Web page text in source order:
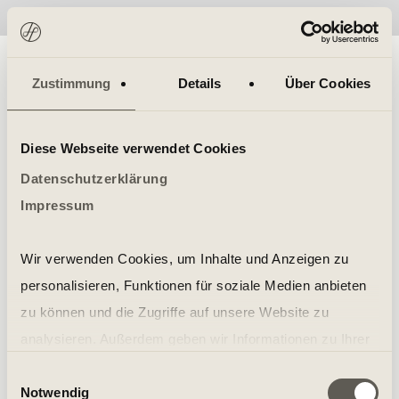
Zustimmung Details Über Cookies
Diese Webseite verwendet Cookies
Datenschutzerklärung
Impressum
Wir verwenden Cookies, um Inhalte und Anzeigen zu
personalisieren, Funktionen für soziale Medien anbieten
zu können und die Zugriffe auf unsere Website zu
soziale Medien, Werbung und Analysen weiter. Unsere
Notwendig